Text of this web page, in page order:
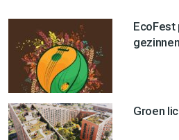
EcoFest
gezinnen
Groen